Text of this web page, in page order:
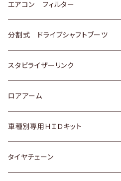
スバル
マツダ
三菱
スバル
三菱
スバル
スズキ
日産
いすゞ
ダイハツ
マツダ
三菱
トヨタ
ホンダ
スズキ
日産
ダイハツ
マツダ
エアコン フィルター
トヨタ
ホンダ
スズキ
日産
いすゞ
分割式 ドライブシャフトブーツ
トヨタ
ホンダ
スズキ
日産
スタビライザーリンク
トヨタ
ホンダ
スズキ
ロアアーム
ホンダ
スズキ
車種別専用ＨＩＤキット
トヨタ
タイヤチェーン